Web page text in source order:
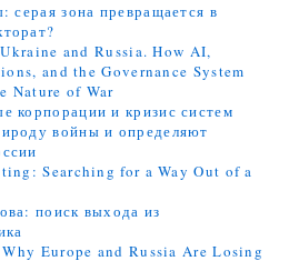
серая зона превращается в
and Russia. How AI,
and the Governance System
Nature of War
корпорации и кризис систем
войны и определяют
Searching for a Way Out of a
поиск выхода из
Europe and Russia Are Losing